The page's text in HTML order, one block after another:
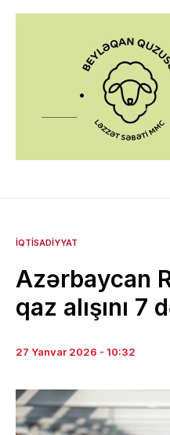
İQTISADIYYAT
Azərbaycan
qaz alışını 7
27 Yanvar 2026 - 10:32